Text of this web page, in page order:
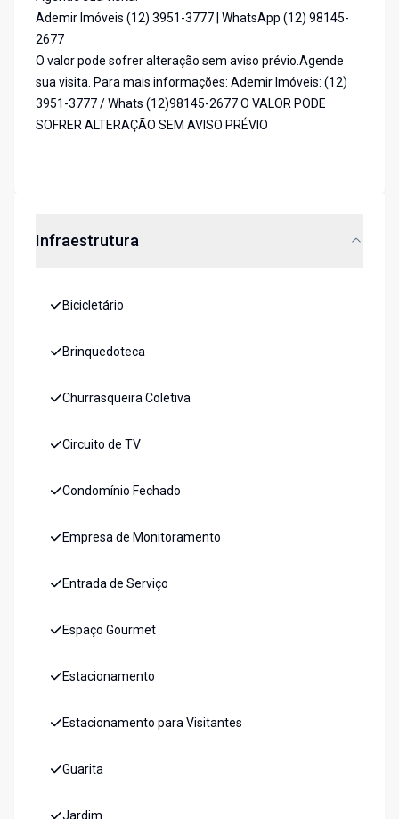
Ademir Imóveis (12) 3951-3777 | WhatsApp (12) 98145-
2677
O valor pode sofrer alteração sem aviso prévio.Agende
sua visita. Para mais informações: Ademir Imóveis: (12)
3951-3777 / Whats (12)98145-2677 O VALOR PODE
SOFRER ALTERAÇÃO SEM AVISO PRÉVIO
Infraestrutura
Bicicletário
Brinquedoteca
Churrasqueira Coletiva
Circuito de TV
Condomínio Fechado
Empresa de Monitoramento
Entrada de Serviço
Espaço Gourmet
Estacionamento
Estacionamento para Visitantes
Guarita
Jardim